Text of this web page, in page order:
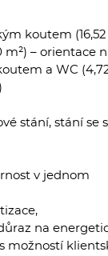
koutem
m²) – orientace
a WC
stání, stání se
v jednom
na
možností